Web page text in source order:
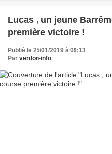
Lucas , un jeune
première victoire !
Publié le 25/01/2019 à 09:13
Par verdon-info